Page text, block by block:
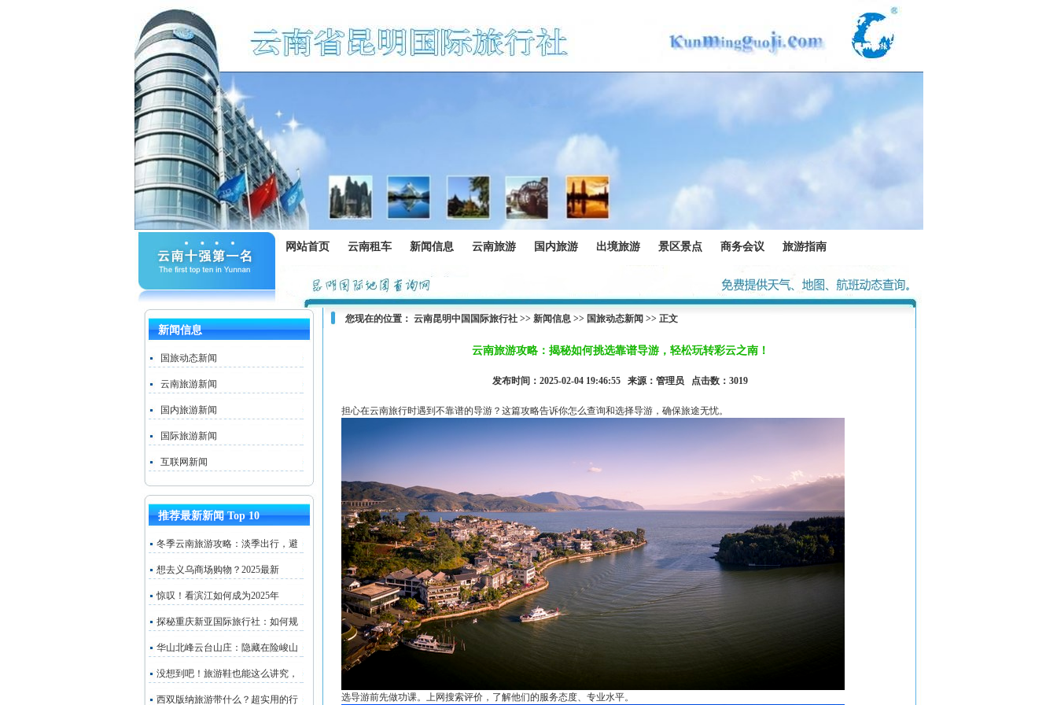
网站首页 云南租车 新闻信息 云南旅游 国内旅游 出境旅游 景区景点 商务会议 旅游指南
新闻信息
国旅动态新闻
云南旅游新闻
国内旅游新闻
国际旅游新闻
互联网新闻
推荐最新新闻 Top 10
冬季云南旅游攻略：淡季出行，避
想去义乌商场购物？2025最新
惊叹！看滨江如何成为2025年
探秘重庆新亚国际旅行社：如何规
华山北峰云台山庄：隐藏在险峻山
没想到吧！旅游鞋也能这么讲究，
西双版纳旅游带什么？超实用的行
您现在的位置： 云南昆明中国国际旅行社>> 新闻信息>> 国旅动态新闻 >> 正文
云南旅游攻略：揭秘如何挑选靠谱导游，轻松玩转彩云之南！
发布时间：2025-02-04 19:46:55 来源：管理员 点击数：3019
担心在云南旅行时遇到不靠谱的导游？这篇攻略告诉你怎么查询和选择导游，确保旅途无忧。
选导游前先做功课。上网搜索评价，了解他们的服务态度、专业水平。